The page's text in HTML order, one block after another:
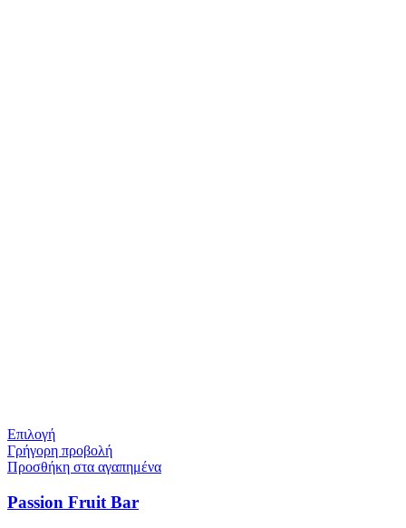
Επιλογή
Γρήγορη προβολή
Προσθήκη στα αγαπημένα
Passion Fruit Bar